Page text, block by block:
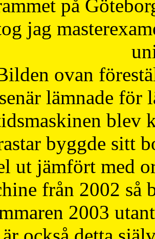
på
jag
ovan
lämnade för
blev
byggde sitt
ut jämfört med
från 2002 så
2003